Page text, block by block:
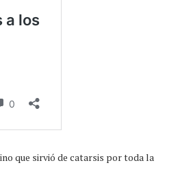
que sirvió de catarsis por toda la